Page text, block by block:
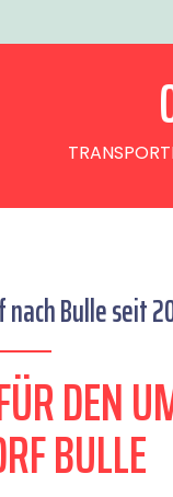
Bulle seit
DEN
BULLE